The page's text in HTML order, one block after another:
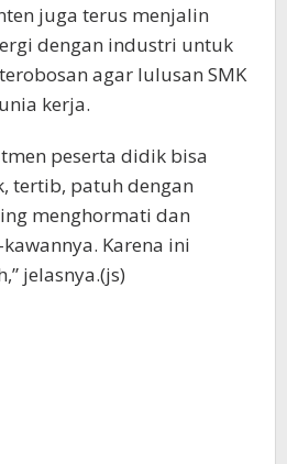
juga terus menjalin
dengan industri untuk
agar lulusan SMK
kerja.
peserta didik bisa
tertib, patuh dengan
menghormati dan
Karena ini
jelasnya.(js)